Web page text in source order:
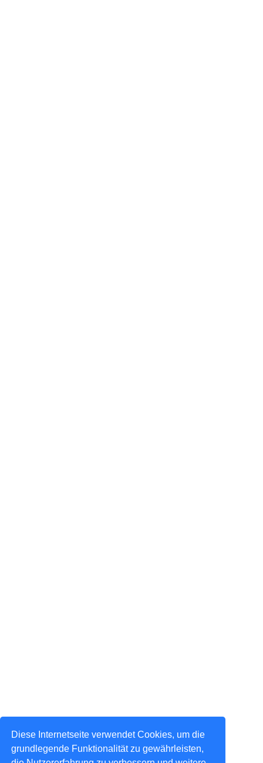
Diese Internetseite verwendet Cookies, um die
grundlegende Funktionalität zu gewährleisten,